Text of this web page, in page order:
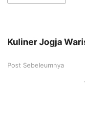
Kuliner Jogja
Post Sebeleumnya